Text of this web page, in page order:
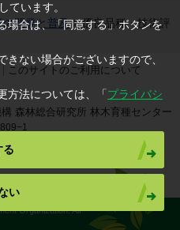
開発と普及> 優良品種・技術評
このサイトのご利用について
森林総合研究所 林木育種センター
Organization. All
ています。
場合は、「同意する」ボタンを
ない場合がございますので、
方法については、「プライバシ
る
い